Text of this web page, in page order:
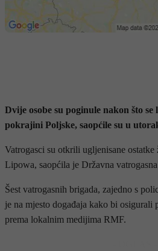
Dvije osobe su poginule nakon što
pokrajini Poljske, saopćile su u
Vatrogasci su otkrili ugljenisane
Lipowa, saopćila je Državna
Šest vatrogasnih brigada, zajedno s
je na mjesto događaja kako bi osigurali
prema lokalnim medijima RMF.